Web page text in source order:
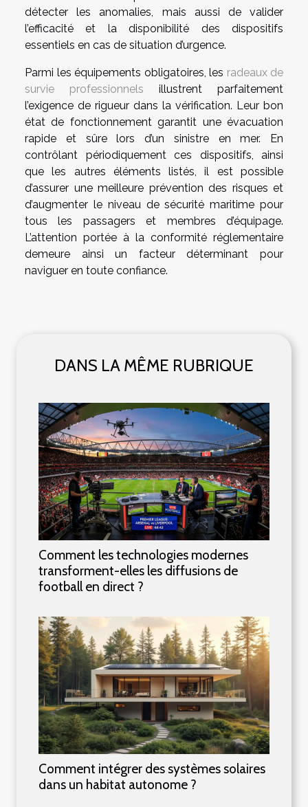
détecter les anomalies, mais aussi de valider
l’efficacité et la disponibilité des dispositifs
essentiels en cas de situation d’urgence.
Parmi les équipements obligatoires, les radeaux de
survie professionnels illustrent parfaitement
l’exigence de rigueur dans la vérification. Leur bon
état de fonctionnement garantit une évacuation
rapide et sûre lors d’un sinistre en mer. En
contrôlant périodiquement ces dispositifs, ainsi
que les autres éléments listés, il est possible
d’assurer une meilleure prévention des risques et
d’augmenter le niveau de sécurité maritime pour
tous les passagers et membres d’équipage.
L’attention portée à la conformité réglementaire
demeure ainsi un facteur déterminant pour
naviguer en toute confiance.
DANS LA MÊME RUBRIQUE
Comment les technologies modernes
transforment-elles les diffusions de
football en direct ?
Comment intégrer des systèmes solaires
dans un habitat autonome ?